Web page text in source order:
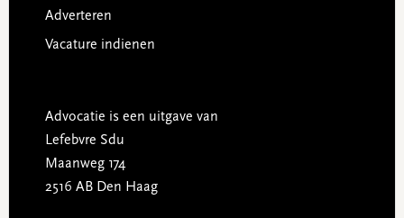
Adverteren
Vacature indienen
Advocatie is een uitgave van
Lefebvre Sdu
Maanweg 174
2516 AB Den Haag